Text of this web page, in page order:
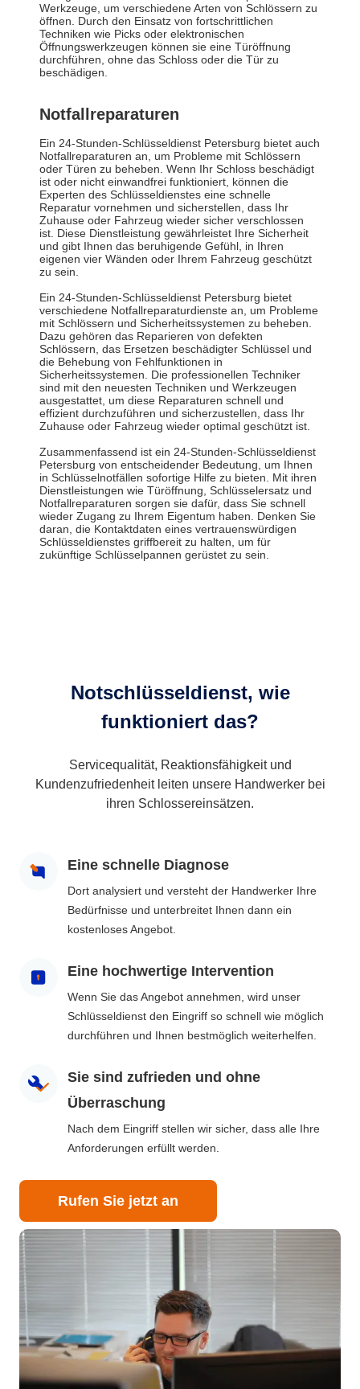
Werkzeuge, um verschiedene Arten von Schlössern zu
öffnen. Durch den Einsatz von fortschrittlichen
Techniken wie Picks oder elektronischen
Öffnungswerkzeugen können sie eine Türöffnung
durchführen, ohne das Schloss oder die Tür zu
beschädigen.
Notfallreparaturen
Ein 24-Stunden-Schlüsseldienst Petersburg bietet auch
Notfallreparaturen an, um Probleme mit Schlössern
oder Türen zu beheben. Wenn Ihr Schloss beschädigt
ist oder nicht einwandfrei funktioniert, können die
Experten des Schlüsseldienstes eine schnelle
Reparatur vornehmen und sicherstellen, dass Ihr
Zuhause oder Fahrzeug wieder sicher verschlossen
ist. Diese Dienstleistung gewährleistet Ihre Sicherheit
und gibt Ihnen das beruhigende Gefühl, in Ihren
eigenen vier Wänden oder Ihrem Fahrzeug geschützt
zu sein.
Ein 24-Stunden-Schlüsseldienst Petersburg bietet
verschiedene Notfallreparaturdienste an, um Probleme
mit Schlössern und Sicherheitssystemen zu beheben.
Dazu gehören das Reparieren von defekten
Schlössern, das Ersetzen beschädigter Schlüssel und
die Behebung von Fehlfunktionen in
Sicherheitssystemen. Die professionellen Techniker
sind mit den neuesten Techniken und Werkzeugen
ausgestattet, um diese Reparaturen schnell und
effizient durchzuführen und sicherzustellen, dass Ihr
Zuhause oder Fahrzeug wieder optimal geschützt ist.
Zusammenfassend ist ein 24-Stunden-Schlüsseldienst
Petersburg von entscheidender Bedeutung, um Ihnen
in Schlüsselnotfällen sofortige Hilfe zu bieten. Mit ihren
Dienstleistungen wie Türöffnung, Schlüsselersatz und
Notfallreparaturen sorgen sie dafür, dass Sie schnell
wieder Zugang zu Ihrem Eigentum haben. Denken Sie
daran, die Kontaktdaten eines vertrauenswürdigen
Schlüsseldienstes griffbereit zu halten, um für
zukünftige Schlüsselpannen gerüstet zu sein.
Notschlüsseldienst, wie
funktioniert das?
Servicequalität, Reaktionsfähigkeit und
Kundenzufriedenheit leiten unsere Handwerker bei
ihren Schlossereinsätzen.
Eine schnelle Diagnose
Dort analysiert und versteht der Handwerker Ihre
Bedürfnisse und unterbreitet Ihnen dann ein
kostenloses Angebot.
Eine hochwertige Intervention
Wenn Sie das Angebot annehmen, wird unser
Schlüsseldienst den Eingriff so schnell wie möglich
durchführen und Ihnen bestmöglich weiterhelfen.
Sie sind zufrieden und ohne
Überraschung
Nach dem Eingriff stellen wir sicher, dass alle Ihre
Anforderungen erfüllt werden.
Rufen Sie jetzt an